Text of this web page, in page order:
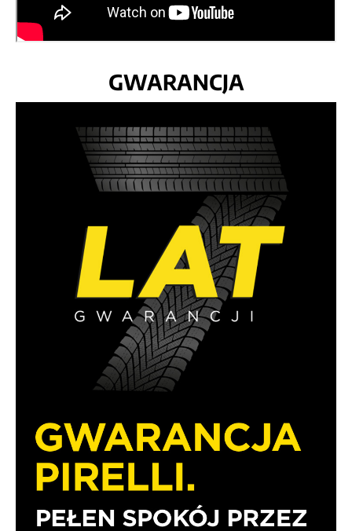
GWARANCJA